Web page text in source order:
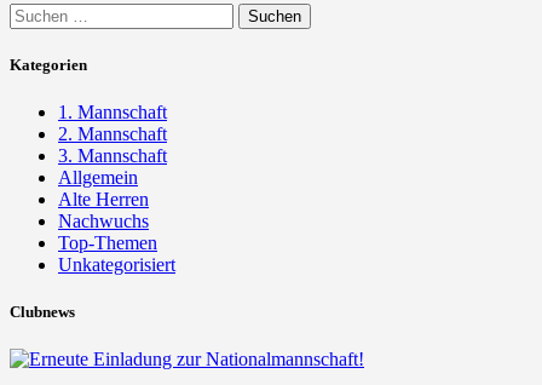
Suchen
nach:
Kategorien
1. Mannschaft
2. Mannschaft
3. Mannschaft
Allgemein
Alte Herren
Nachwuchs
Top-Themen
Unkategorisiert
Clubnews